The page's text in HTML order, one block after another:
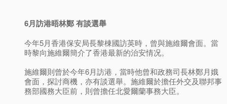
6月訪港晤林鄭 有談選舉
今年5月香港保安局長黎棟國訪英時，曾與施維爾會面。當
時黎向施維爾簡介了香港最新的治安情况。
施維爾則曾於今年6月訪港，當時他曾和政務司長林鄭月娥
會面，探討商機，亦有談選舉。施維爾於擔任外交及聯邦事
務部國務大臣前，則曾擔任北愛爾蘭事務大臣。